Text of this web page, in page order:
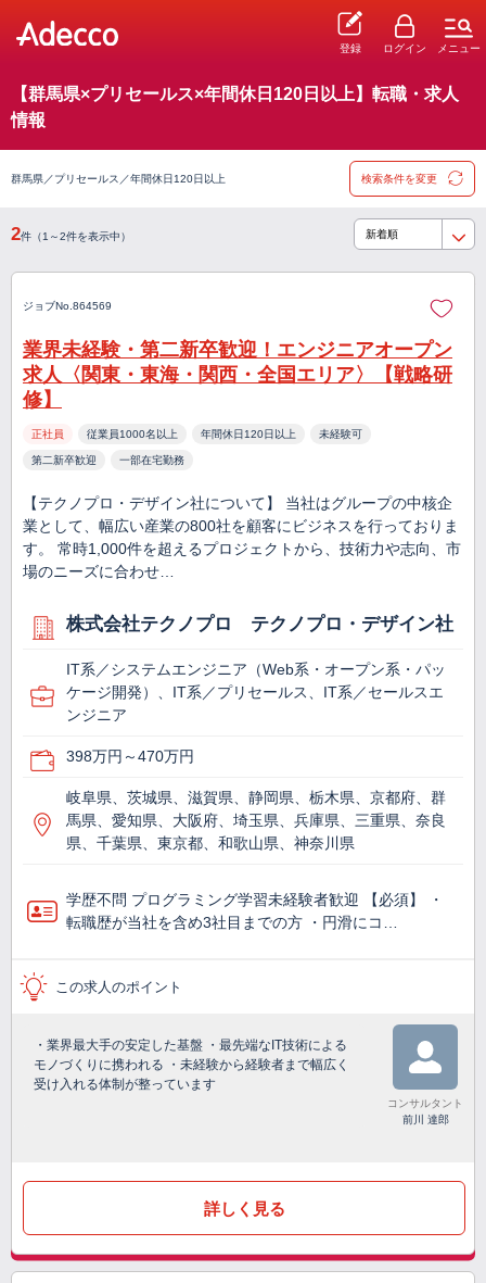
登録 ログイン メニュー
【群馬県×プリセールス×年間休日120日以上】転職・求人
情報
群馬県／プリセールス／年間休日120日以上 検索条件を変更
2件（1～2件を表示中）
ジョブNo.864569
業界未経験・第二新卒歓迎！エンジニアオープン
求人〈関東・東海・関西・全国エリア〉【戦略研
修】
正社員 従業員1000名以上 年間休日120日以上 未経験可
第二新卒歓迎 一部在宅勤務
【テクノプロ・デザイン社について】 当社はグループの中核企
業として、幅広い産業の800社を顧客にビジネスを行っておりま
す。 常時1,000件を超えるプロジェクトから、技術力や志向、市
場のニーズに合わせ…
株式会社テクノプロ テクノプロ・デザイン社
IT系／システムエンジニア（Web系・オープン系・パッ
ケージ開発）、IT系／プリセールス、IT系／セールスエ
ンジニア
398万円～470万円
岐阜県、茨城県、滋賀県、静岡県、栃木県、京都府、群
馬県、愛知県、大阪府、埼玉県、兵庫県、三重県、奈良
県、千葉県、東京都、和歌山県、神奈川県
学歴不問 プログラミング学習未経験者歓迎 【必須】 ・
転職歴が当社を含め3社目までの方 ・円滑にコ…
この求人のポイント
・業界最大手の安定した基盤 ・最先端なIT技術による
モノづくりに携われる ・未経験から経験者まで幅広く
受け入れる体制が整っています
コンサルタント
前川 達郎
詳しく見る